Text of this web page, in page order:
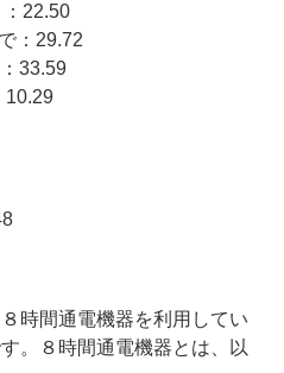
22.50
：29.72
時間通電機器を利用してい
。８時間通電機器とは、以